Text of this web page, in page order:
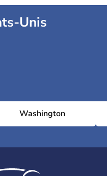
Unis
Washington